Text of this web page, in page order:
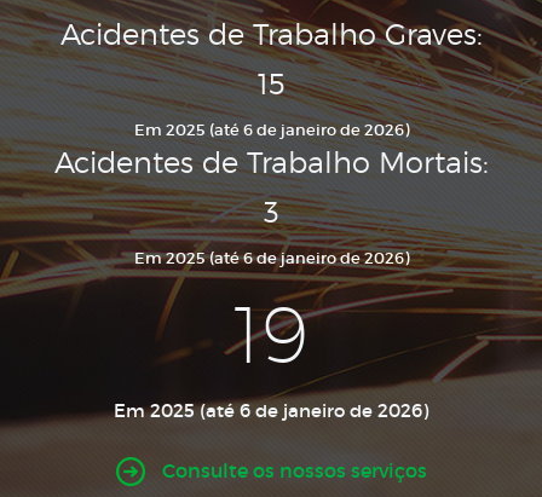
Acidentes de Trabalho Graves:
15
Em 2025 (até 6 de janeiro de 2026)
Acidentes de Trabalho Mortais:
3
Em 2025 (até 6 de janeiro de 2026)
19
Em 2025 (até 6 de janeiro de 2026)
Consulte os nossos serviços